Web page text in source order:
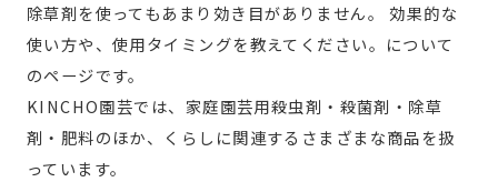
除草剤を使ってもあまり効き目がありません。 効果的な
使い方や、使用タイミングを教えてください。について
のページです。
KINCHO園芸では、家庭園芸用殺虫剤・殺菌剤・除草
剤・肥料のほか、くらしに関連するさまざまな商品を扱
っています。